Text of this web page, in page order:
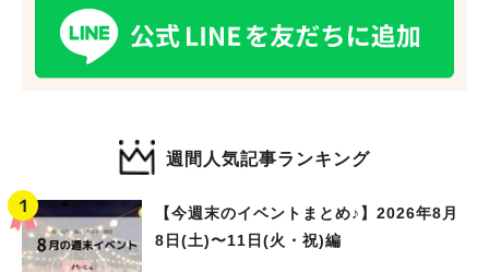
週間人気記事ランキング
【今週末のイベントまとめ♪】2026年8月
8日(土)〜11日(火・祝)編